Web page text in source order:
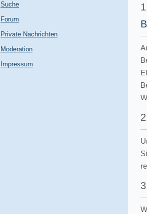
Suche
Forum
Private Nachrichten
Moderation
Impressum